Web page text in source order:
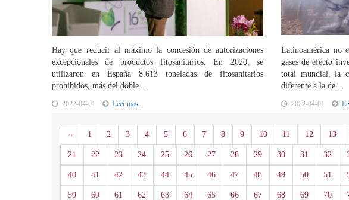
Hay que reducir al máximo la concesión de autorizaciones
excepcionales de productos fitosanitarios. En 2020, se
utilizaron en España 8.613 toneladas de fitosanitarios
prohibidos, más del doble...
2022-04-01 Leer mas...
Latinoamérica no
gases de efecto
total mundial, la
diferente a la de...
2022-04-01
«Anterior
1 2 3 4 5 6 7 8 9 10 11 12 13
21 22 23 24 25 26 27 28 29 30 31 32
40 41 42 43 44 45 46 47 48 49 50 51
59 60 61 62 63 64 65 66 67 68 69 70